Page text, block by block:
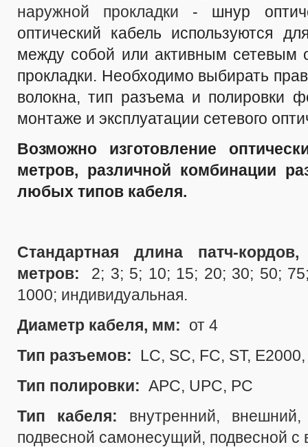
наружной прокладки - шнур
оптический кабель используются
между собой или активным сетевым
прокладки. Необходимо выбирать
волокна, тип разъема и полировки
монтаже и эксплуатации сетевого
Возможно изготовление
метров, различной комбинации
любых типов кабеля.
Стандартная длина патч-
метров:
2; 3; 5; 10; 15; 20; 30; 50;
1000; индивидуальная.
Диаметр кабеля, мм: от 4
Тип разъемов:
LC, SC, FC, ST,
Тип полировки: APC, UPC, PC
Тип кабеля: внутренний,
подвесной самонесущий, подвесной